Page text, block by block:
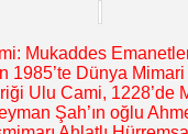
Mukaddes
1985’te Dünya Mimari
Ulu Cami, 1228’de
Şah’ın oğlu